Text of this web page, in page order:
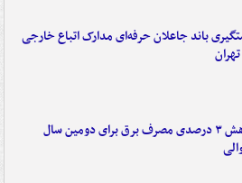
باند جاعلان حرفه‌ای مدارک اتباع خارجی
کاهش ۳ درصدی مصرف برق برای دومین سال